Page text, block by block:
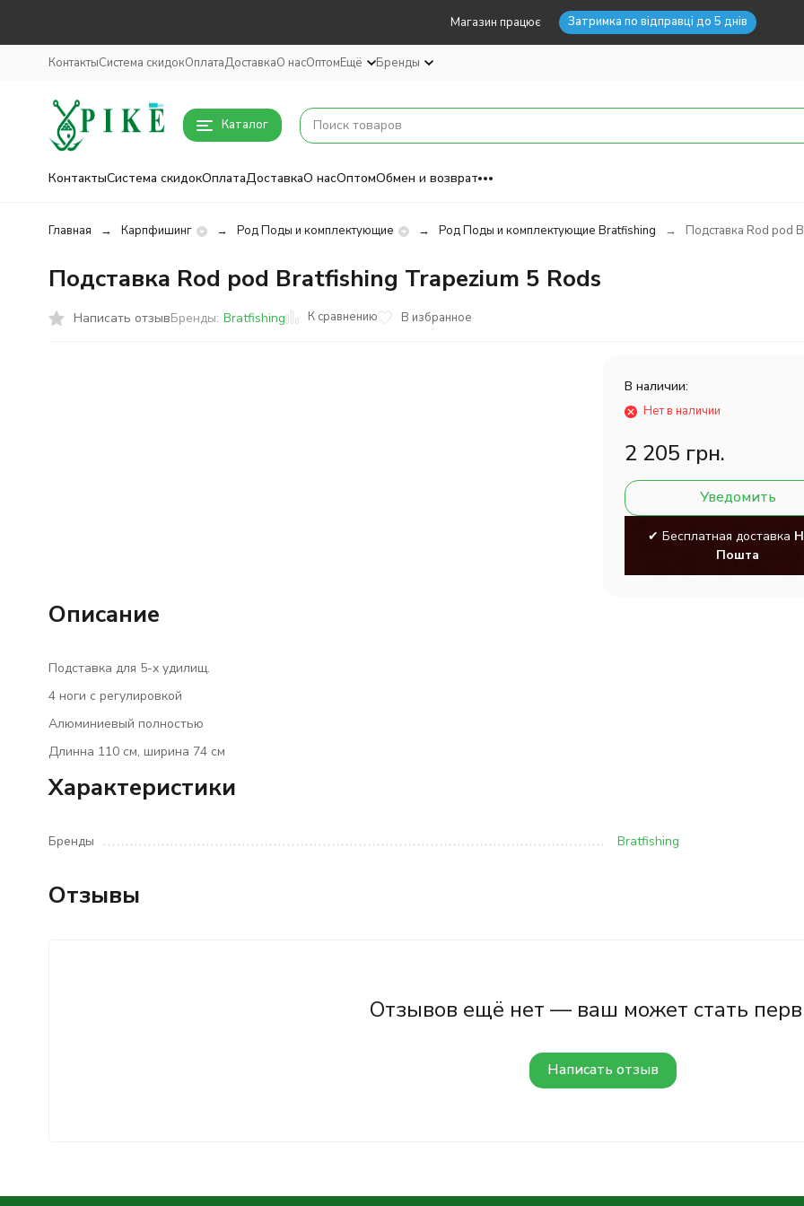
Магазин працює Затримка по відправці до 5 днів
КонтактыСистема скидокОплатаДоставкаО насОптомЕщё Бренды
Каталог
КонтактыСистема скидокОплатаДоставкаО насОптомОбмен и возврат
Главная Карпфишинг Род Поды и комплектующие Род Поды и комплектующие Bratfishing Подставка Rod pod
Подставка Rod pod Bratfishing Trapezium 5 Rods
Написать отзывБренды: Bratfishing К сравнению В избранное
В наличии:
Нет в наличии
2 205 грн.
Уведомить
✔ Бесплатная доставка
Пошта
Описание
Подставка для 5-х удилищ.
4 ноги с регулировкой
Алюминиевый полностью
Длинна 110 см, ширина 74 см
Характеристики
Бренды Bratfishing
Отзывы
Отзывов ещё нет — ваш может стать
Написать отзыв